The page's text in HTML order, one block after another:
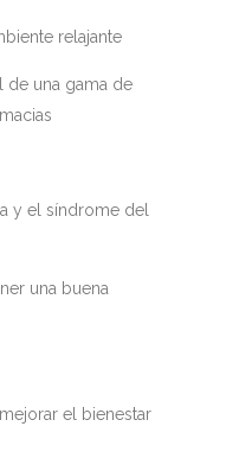
relajante
de una gama de
y el síndrome del
una buena
el bienestar